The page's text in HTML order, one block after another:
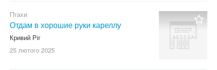
Птахи
Отдам в хорошие руки кареллу
Кривий Ріг
25 лютого 2025